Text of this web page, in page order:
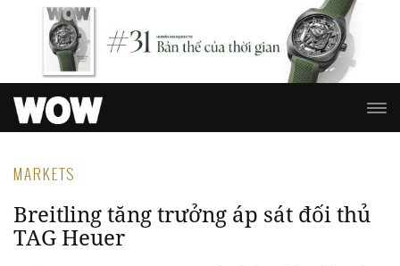
MARKETS
Breitling tăng trưởng áp sát đối thủ
TAG Heuer